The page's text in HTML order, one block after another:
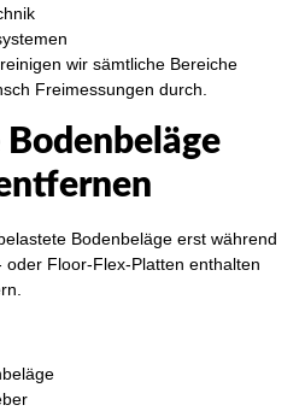
wir sämtliche Bereiche
Freimessungen durch.
Bodenbeläge erst während
oder Floor-Flex-Platten enthalten